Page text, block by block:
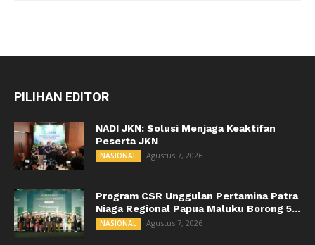
PILIHAN EDITOR
NADI JKN: Solusi Menjaga Keaktifan
Peserta JKN
NASIONAL Agustus 7, 2026
Program CSR Unggulan Pertamina Patra
Niaga Regional Papua Maluku Borong 5...
NASIONAL Agustus 7, 2026